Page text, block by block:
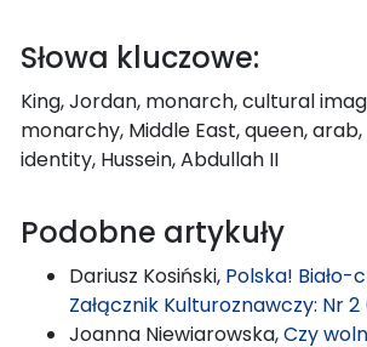
Słowa kluczowe:
King, Jordan, monarch, cultural
monarchy, Middle East, queen,
identity, Hussein, Abdullah II
Podobne artykuły
Dariusz Kosiński, Polska! Biało-
Załącznik Kulturoznawczy: Nr 2
Joanna Niewiarowska,Czy